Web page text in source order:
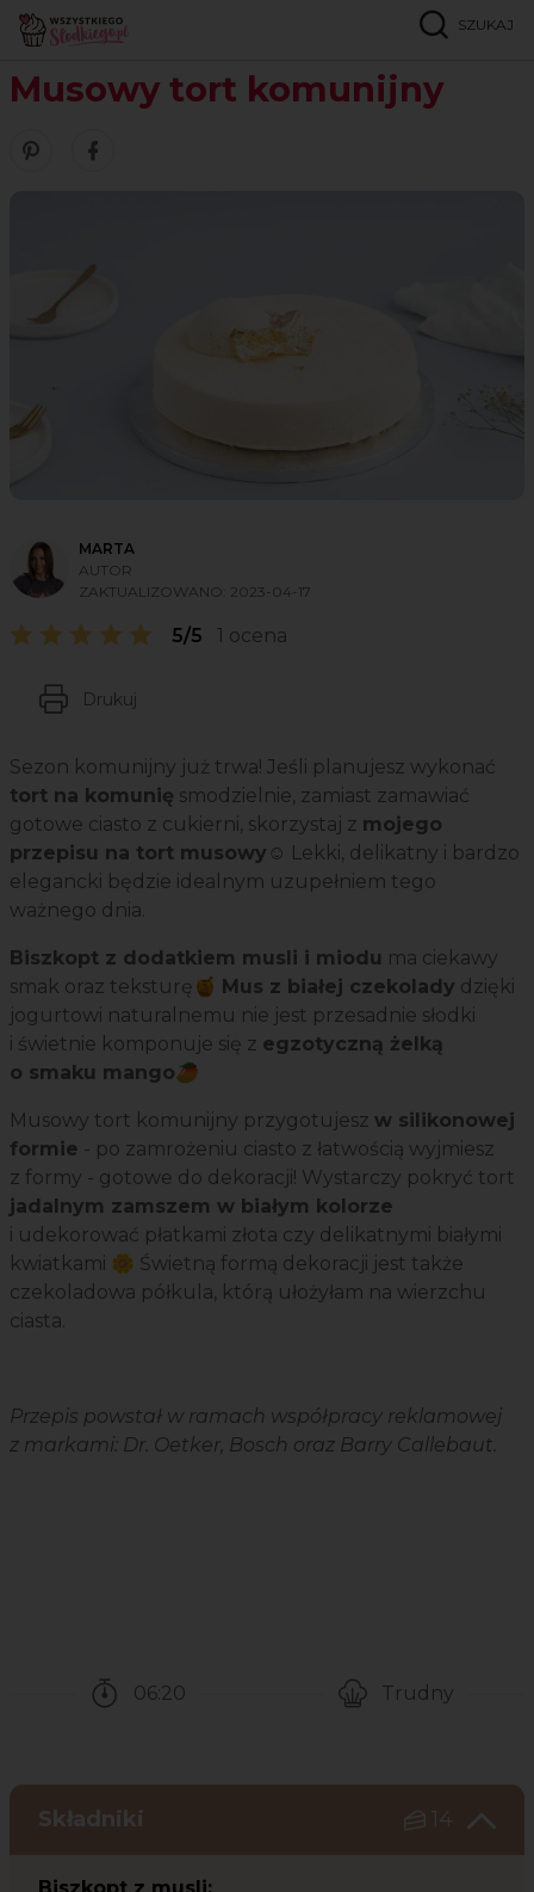
SZUKAJ
Strona główna Musowy tort komunijny
Musowy tort komunijny
Zobacz nasze piny w serwisie Pinterest
Udostępnij ten przepis w serwisie Facebook
MARTA
AUTOR
ZAKTUALIZOWANO: 2023-04-17
5/5 1 ocena
Drukuj
Sezon komunijny już trwa! Jeśli planujesz wykonać
tort na komunię smodzielnie, zamiast zamawiać
gotowe ciasto z cukierni, skorzystaj z mojego
przepisu na tort musowy ☺️ Lekki, delikatny i bardzo
elegancki będzie idealnym uzupełniem tego
ważnego dnia.
Biszkopt z dodatkiem musli i miodu ma ciekawy
smak oraz teksturę🍯 Mus z białej czekolady dzięki
jogurtowi naturalnemu nie jest przesadnie słodki
i świetnie komponuje się z egzotyczną żelką
o smaku mango🥭
Musowy tort komunijny przygotujesz w silikonowej
formie - po zamrożeniu ciasto z łatwością wyjmiesz
z formy - gotowe do dekoracji! Wystarczy pokryć tort
jadalnym zamszem w białym kolorze
i udekorować płatkami złota czy delikatnymi białymi
kwiatkami 🌼 Świetną formą dekoracji jest także
czekoladowa półkula, którą ułożyłam na wierzchu
ciasta.
Przepis powstał w ramach współpracy reklamowej
z markami: Dr. Oetker, Bosch oraz Barry Callebaut.
06:20
Trudny
Składniki 14